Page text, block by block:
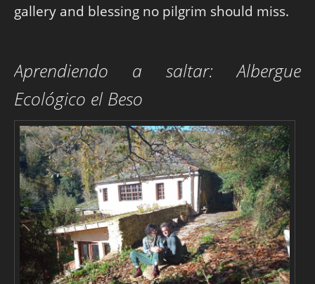
gallery and blessing no pilgrim should miss.
Aprendiendo a saltar: Albergue
Ecológico el Beso